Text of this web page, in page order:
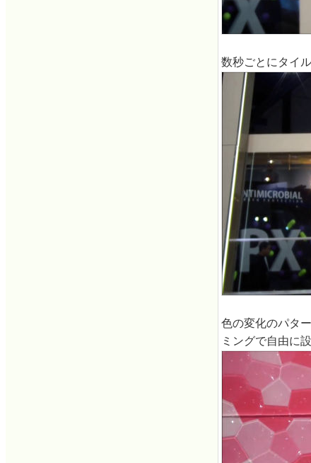
数秒ごとにタイ
色の変化のパタ
ミングで自由に